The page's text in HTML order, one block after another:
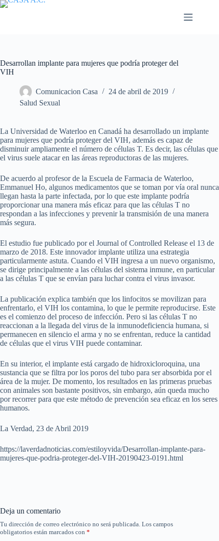
Saltar
Desarrollan implante para mujeres que podría proteger del
VIH
Comunicacion Casa
24 de abril de 2019
Salud Sexual
La Universidad de Waterloo en Canadá ha desarrollado un implante
para mujeres que podría proteger del VIH, además es capaz de
disminuir ampliamente el número de células T. Es decir, las células que
el virus suele atacar en las áreas reproductoras de las mujeres.
De acuerdo al profesor de la Escuela de Farmacia de Waterloo,
Emmanuel Ho, algunos medicamentos que se toman por vía oral nunca
llegan hasta la parte infectada, por lo que este implante podría
proporcionar una manera más eficaz para que las células T no
respondan a las infecciones y prevenir la transmisión de una manera
más segura.
El estudio fue publicado por el Journal of Controlled Release el 13 de
marzo de 2018. Este innovador implante utiliza una estrategia
particularmente astuta. Cuando el VIH ingresa a un nuevo organismo,
se dirige principalmente a las células del sistema inmune, en particular
a las células T que se envían para luchar contra el virus invasor.
La publicación explica también que los linfocitos se movilizan para
enfrentarlo, el VIH los contamina, lo que le permite reproducirse. Este
es el comienzo del proceso de infección. Pero si las células T no
reaccionan a la llegada del virus de la inmunodeficiencia humana, si
permanecen en silencio el arma y no se enfrentan, reduce la cantidad
de células que el virus VIH puede contaminar.
En su interior, el implante está cargado de hidroxicloroquina, una
sustancia que se filtra por los poros del tubo para ser absorbida por el
área de la mujer. De momento, los resultados en las primeras pruebas
con animales son bastante positivos, sin embargo, aún queda mucho
por recorrer para que este método de prevención sea eficaz en los seres
humanos.
La Verdad, 23 de Abril 2019
https://laverdadnoticias.com/estiloyvida/Desarrollan-implante-para-
mujeres-que-podria-proteger-del-VIH-20190423-0191.html
Deja un comentario
Tu dirección de correo electrónico no será publicada. Los campos
obligatorios están marcados con *